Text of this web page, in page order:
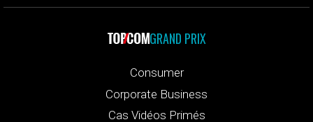
GRAND PRIX
Consumer
Corporate Business
Cas Vidéos Primés